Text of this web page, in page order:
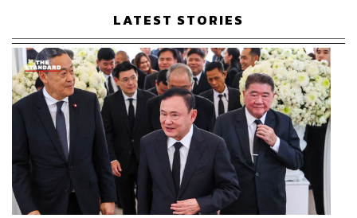
ภาพ:CELINE
TAGS: ร้านเสื้อผ้า สินค้าแฟชั่น Celine
EmQuartier
แฟชั่น
แบรนด์แฟชั่น
LATEST STORIES